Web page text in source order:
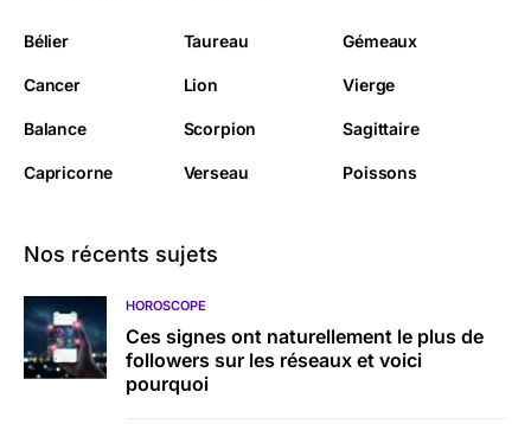
Bélier Taureau Gémeaux
Cancer Lion Vierge
Balance Scorpion Sagittaire
Capricorne Verseau Poissons
Nos récents sujets
HOROSCOPE
Ces signes ont naturellement le plus de
followers sur les réseaux et voici
pourquoi